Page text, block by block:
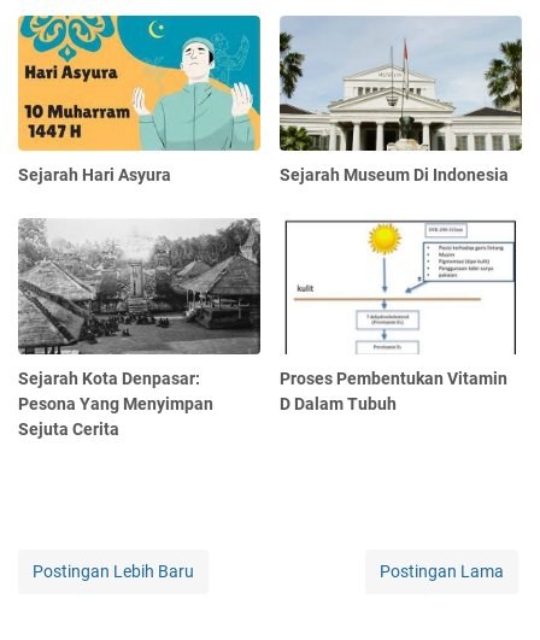
Sejarah Hari Asyura Sejarah Museum Di Indonesia
Sejarah Kota Denpasar:
Pesona Yang Menyimpan
Sejuta Cerita
Proses Pembentukan Vitamin
D Dalam Tubuh
Postingan Lebih Baru Postingan Lama